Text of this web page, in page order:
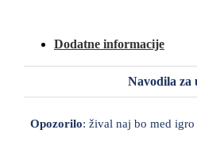
Dodatne informacije
Navodila za
Opozorilo: žival naj bo med igro